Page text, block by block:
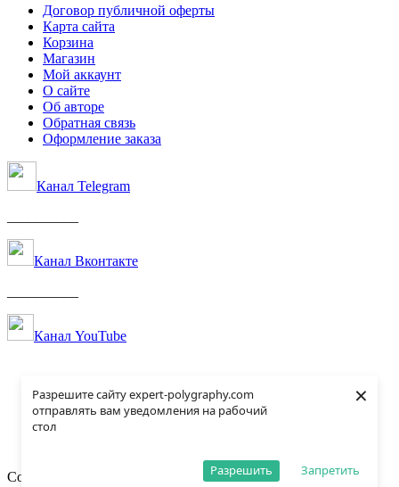
Разрешите сайту expert-polygraphy.com
отправлять вам уведомления на рабочий
стол
Запретить
Разрешить
×
Договор публичной оферты
Карта сайта
Корзина
Магазин
Мой аккаунт
О сайте
Об авторе
Обратная связь
Оформление заказа
Канал Telegram
Канал Вконтакте
Канал YouTube
Copyright. All rights reserved. © Expert-Polygraphy.com